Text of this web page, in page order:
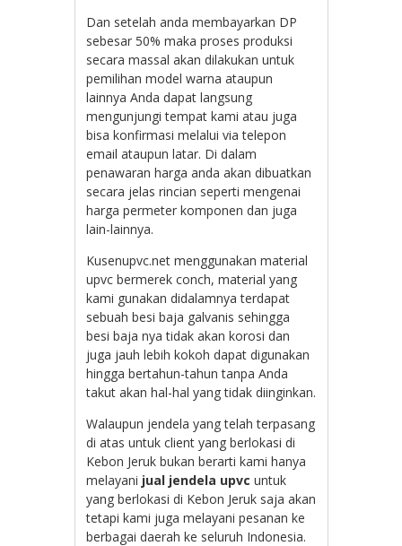
Dan setelah anda membayarkan DP
sebesar 50% maka proses produksi
secara massal akan dilakukan untuk
pemilihan model warna ataupun
lainnya Anda dapat langsung
mengunjungi tempat kami atau juga
bisa konfirmasi melalui via telepon
email ataupun latar. Di dalam
penawaran harga anda akan dibuatkan
secara jelas rincian seperti mengenai
harga permeter komponen dan juga
lain-lainnya.
Kusenupvc.net menggunakan material
upvc bermerek conch, material yang
kami gunakan didalamnya terdapat
sebuah besi baja galvanis sehingga
besi baja nya tidak akan korosi dan
juga jauh lebih kokoh dapat digunakan
hingga bertahun-tahun tanpa Anda
takut akan hal-hal yang tidak diinginkan.
Walaupun jendela yang telah terpasang
di atas untuk client yang berlokasi di
Kebon Jeruk bukan berarti kami hanya
melayani jual jendela upvc untuk
yang berlokasi di Kebon Jeruk saja akan
tetapi kami juga melayani pesanan ke
berbagai daerah ke seluruh Indonesia.